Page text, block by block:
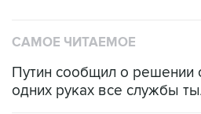
Путин сообщил о решении
ФСБ сообщила о